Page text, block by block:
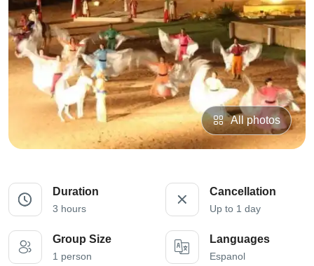
All photos
Duration
3 hours
Cancellation
Up to 1 day
Group Size
1 person
Languages
Espanol